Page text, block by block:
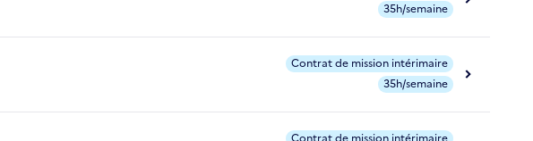
35h/semaine
Contrat de mission intérimaire
35h/semaine